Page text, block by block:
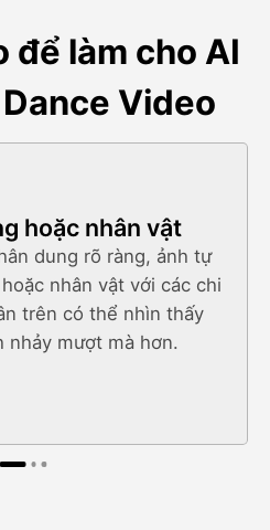
để làm cho AI
Video
hoặc nhân vật
dung rõ ràng, ảnh tự
nhân vật với các chi
trên có thể nhìn thấy
nhảy mượt mà hơn.